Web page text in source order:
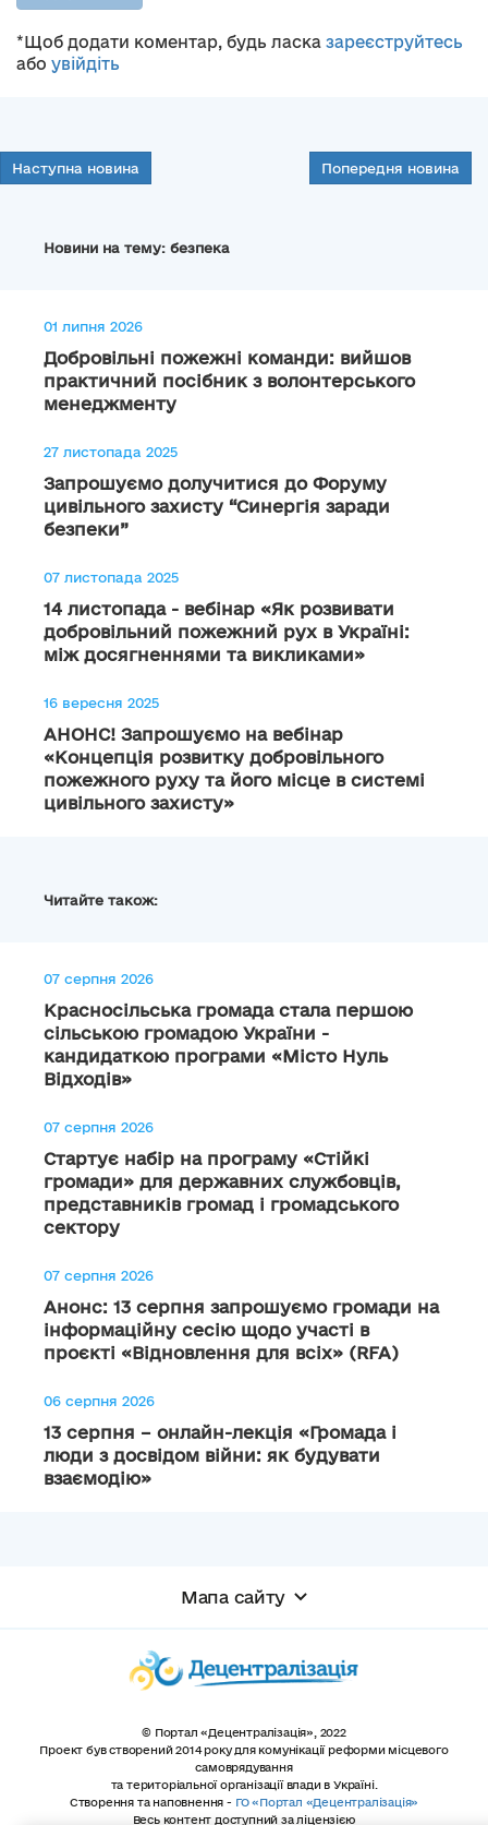
*Щоб додати коментар, будь ласка зареєструйтесь
або увійдіть
Наступна новина Попередня новина
Новини на тему: безпека
01 липня 2026
Добровільні пожежні команди: вийшов
практичний посібник з волонтерського
менеджменту
27 листопада 2025
Запрошуємо долучитися до Форуму
цивільного захисту “Синергія заради
безпеки”
07 листопада 2025
14 листопада - вебінар «Як розвивати
добровільний пожежний рух в Україні:
між досягненнями та викликами»
16 вересня 2025
АНОНС! Запрошуємо на вебінар
«Концепція розвитку добровільного
пожежного руху та його місце в системі
цивільного захисту»
Читайте також:
07 серпня 2026
Красносільська громада стала першою
сільською громадою України -
кандидаткою програми «Місто Нуль
Відходів»
07 серпня 2026
Стартує набір на програму «Стійкі
громади» для державних службовців,
представників громад і громадського
сектору
07 серпня 2026
Анонс: 13 серпня запрошуємо громади на
інформаційну сесію щодо участі в
проєкті «Відновлення для всіх» (RFA)
06 серпня 2026
13 серпня – онлайн-лекція «Громада і
люди з досвідом війни: як будувати
взаємодію»
Мапа сайту
© Портал «Децентралізація», 2022
Проект був створений 2014 року для комунікації реформи місцевого
самоврядування
та територіальної організації влади в Україні.
Створення та наповнення - ГО «Портал «Децентралізація»
Весь контент доступний за ліцензією